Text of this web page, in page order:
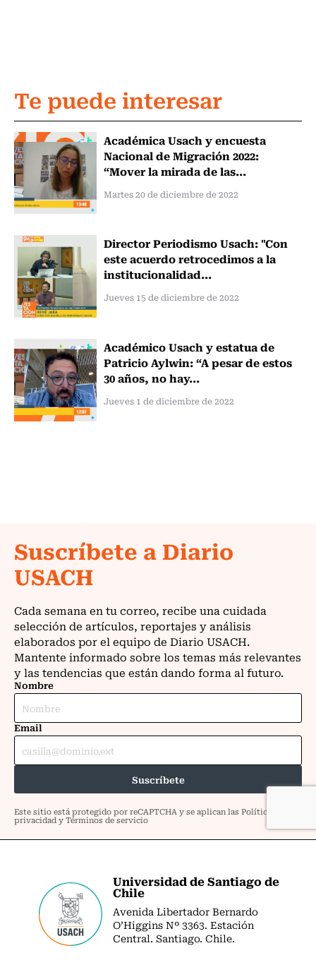
Te puede interesar
Académica Usach y encuesta
Nacional de Migración 2022:
“Mover la mirada de las...
Martes 20 de diciembre de 2022
Director Periodismo Usach: "Con
este acuerdo retrocedimos a la
institucionalidad...
Jueves 15 de diciembre de 2022
Académico Usach y estatua de
Patricio Aylwin: “A pesar de estos
30 años, no hay...
Jueves 1 de diciembre de 2022
Universidad de Santiago de
Chile
Avenida Libertador Bernardo
O’Higgins Nº 3363. Estación
Central. Santiago. Chile.